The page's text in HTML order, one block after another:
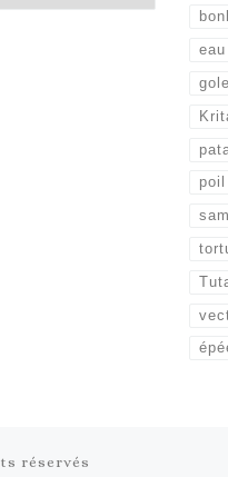
eau
poil
réservés